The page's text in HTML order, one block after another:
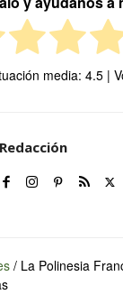
media: 4.5|
Redacción
/ La Polinesia